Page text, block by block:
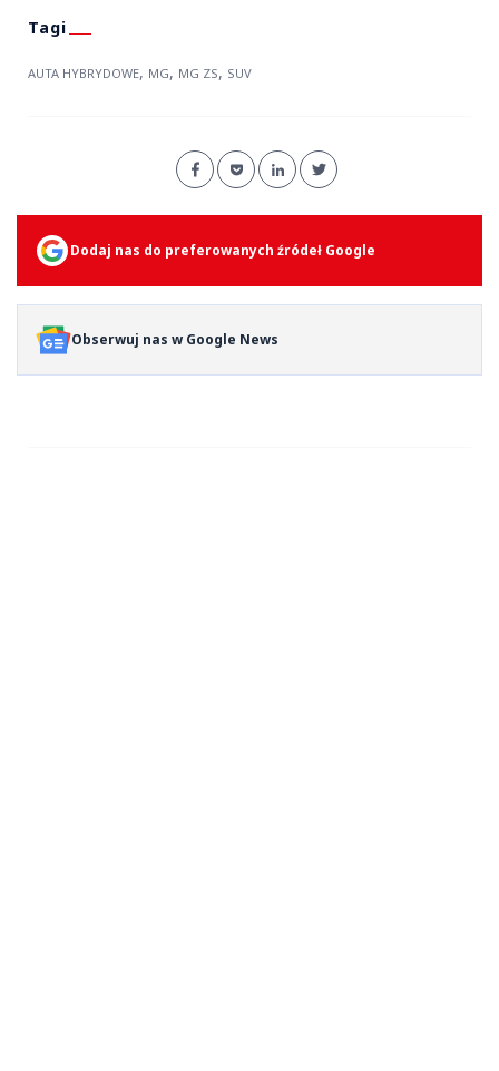
AUTA HYBRYDOWE, MG, MG ZS, SUV
Dodaj nas do preferowanych źródeł Google
Obserwuj nas w Google News